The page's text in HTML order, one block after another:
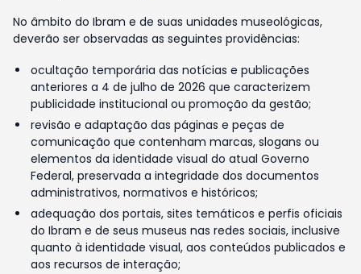
No âmbito do Ibram e de suas unidades museológicas,
deverão ser observadas as seguintes providências:
ocultação temporária das notícias e publicações
anteriores a 4 de julho de 2026 que caracterizem
publicidade institucional ou promoção da gestão;
revisão e adaptação das páginas e peças de
comunicação que contenham marcas, slogans ou
elementos da identidade visual do atual Governo
Federal, preservada a integridade dos documentos
administrativos, normativos e históricos;
adequação dos portais, sites temáticos e perfis oficiais
do Ibram e de seus museus nas redes sociais, inclusive
quanto à identidade visual, aos conteúdos publicados e
aos recursos de interação;